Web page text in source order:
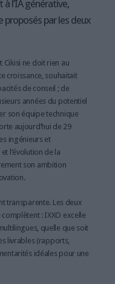
l’IA générative,
proposés par les deux
Cikisi ne doit rien au
croissance, souhaitait
de conseil ; de
années du potentiel
son équipe technique
aujourd’hui de 29
ingénieurs et
l’évolution de la
son ambition
transparente. Les deux
: IXXO excelle
quelle que soit
livrables (rapports,
idéales pour une